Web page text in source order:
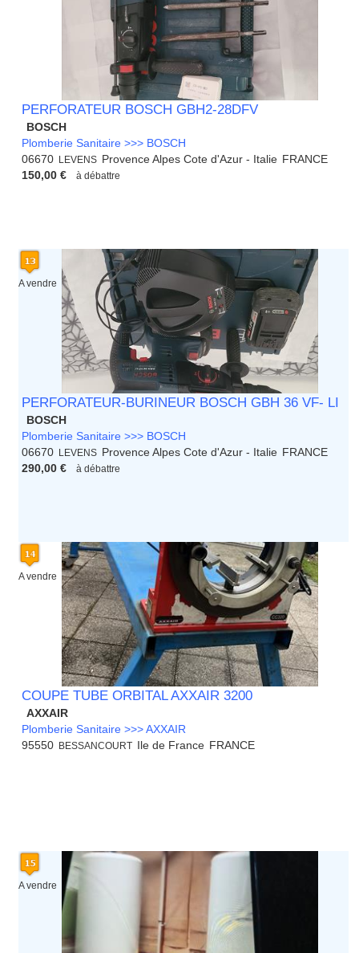
PERFORATEUR BOSCH GBH2-28DFV
BOSCH
Plomberie Sanitaire >>> BOSCH
06670
LEVENS Provence Alpes Cote d'Azur - Italie FRANCE
150,00 €
à débattre
A vendre
PERFORATEUR-BURINEUR BOSCH GBH 36 VF- LI
BOSCH
Plomberie Sanitaire >>> BOSCH
06670
LEVENS Provence Alpes Cote d'Azur - Italie FRANCE
290,00 €
à débattre
A vendre
COUPE TUBE ORBITAL AXXAIR 3200
AXXAIR
Plomberie Sanitaire >>> AXXAIR
95550
BESSANCOURT Ile de France FRANCE
A vendre